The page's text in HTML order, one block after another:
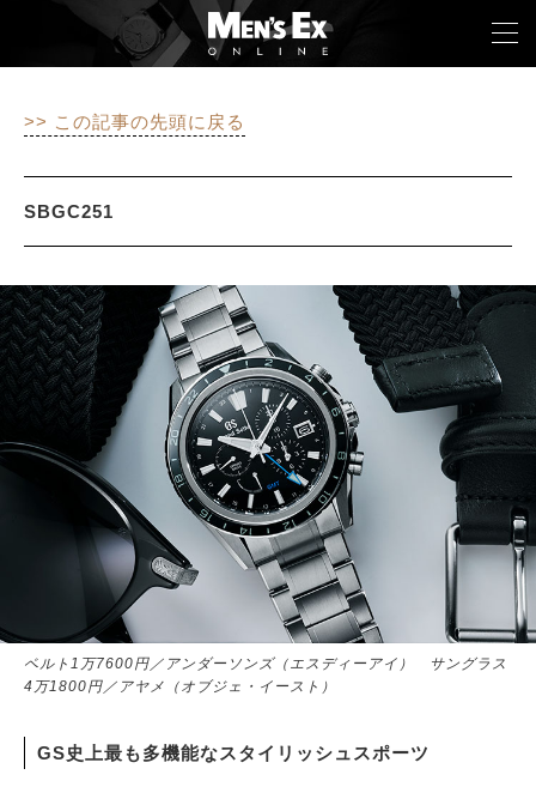
>> この記事の先頭に戻る
SBGC251
ベルト1万7600円／アンダーソンズ（エスディーアイ） サングラス
4万1800円／アヤメ（オブジェ・イースト）
GS史上最も多機能なスタイリッシュスポーツ
FASHION
CAR&BIKE
LIFESTYLE
COLUMN
MAGAZINE
ABOUT SITE
サイトマップ